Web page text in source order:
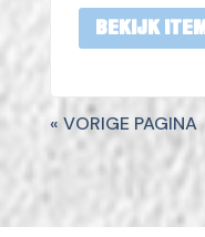
BEKIJK ITEM
« VORIGE PAGINA